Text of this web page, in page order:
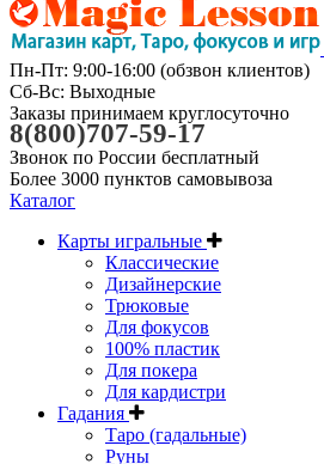
Пн-Пт: 9:00-16:00 (обзвон клиентов)
Сб-Вс: Выходные
Заказы принимаем круглосуточно
8(800)707-59-17
Звонок по России бесплатный
Более 3000 пунктов самовывоза
Каталог
Карты игральные
Классические
Дизайнерские
Трюковые
Для фокусов
100% пластик
Для покера
Для кардистри
Гадания
Таро (гадальные)
Руны